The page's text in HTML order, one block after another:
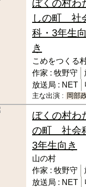
ぼくの村わ
しの町 社
科・3年生
き
こめをつくる
作家 : 牧野守
放送局 : NET
主な出演 : 岡部
ぼくの村わ
の町 社会
3年生向き
山の村
作家 : 牧野守
放送局 : NET